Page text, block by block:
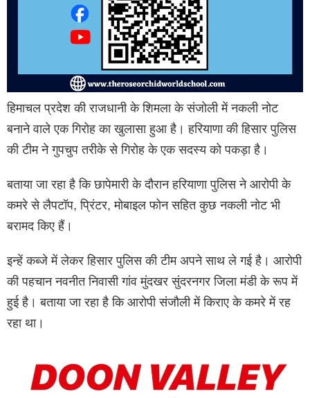
हिमाचल प्रदेश की राजधानी के शिमला के संजोली में नकली नोट
बनाने वाले एक गिरोह का खुलासा हुआ है। हरियाणा की हिसार पुलिस
की टीम ने गुपचुप तरीके से गिरोह के एक सदस्य को पकड़ा है।
बताया जा रहा है कि छापेमारी के दौरान हरियाणा पुलिस ने आरोपी के
कमरे से लैपटॉप, प्रिंटर, मोबाइल फोन सहित कुछ नकली नोट भी
बरामद किए हैं।
इन्हें कब्जे में लेकर हिसार पुलिस की टीम अपने साथ ले गई है। आरोपी
की पहचान नवनीत निवासी गांव मुंदखर सुंदरनगर जिला मंडी के रूप में
हुई है। बताया जा रहा है कि आरोपी संजौली में किराए के कमरे में रह
रहा था।